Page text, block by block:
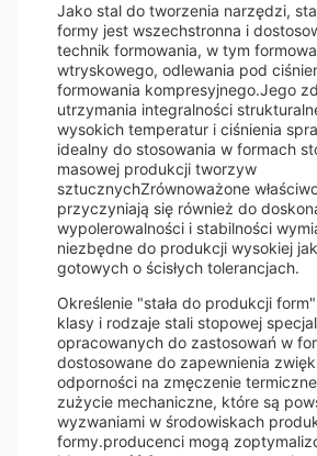
Jako stal do tworzenia narzędzi,
formy jest wszechstronna i
technik formowania, w tym
wtryskowego, odlewania pod
formowania kompresyjnego.Jego
utrzymania integralności
wysokich temperatur i ciśnienia
idealny do stosowania w formach
masowej produkcji tworzyw
sztucznychZrównoważone
przyczyniają się również do
wypolerowalności i stabilności
niezbędne do produkcji wysokiej
gotowych o ścisłych tolerancjach.
Określenie "stała do produkcji
klasy i rodzaje stali stopowej
opracowanych do zastosowań w
dostosowane do zapewnienia
odporności na zmęczenie
zużycie mechaniczne, które są
wyzwaniami w środowiskach
formy.producenci mogą